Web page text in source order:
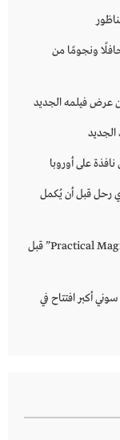
فنيًا حافلًا ونجومًا من
عرض فيلمه الجديد
رحل قبل أن يُكمل
ساندرا بولوك ونيكول كيدمان تفاجئان جمهور “Practical Magic” قبل
أكبر افتتاح في